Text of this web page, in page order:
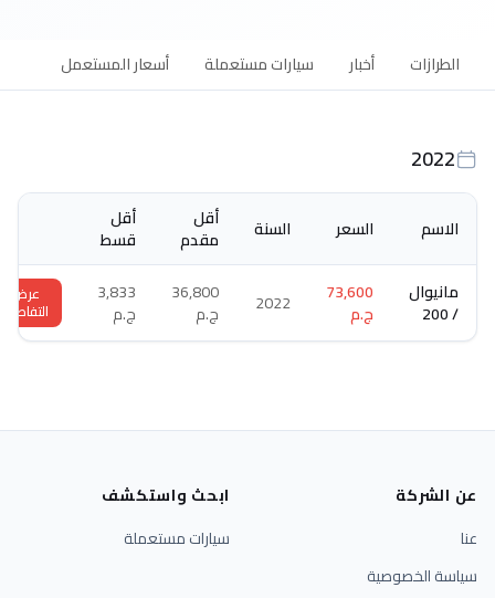
الطرازات أخبار سيارات مستعملة أسعار المستعمل
2022
الاسم السعر السنة أقل
مقدم
أقل
قسط
مانيوال
/ 200
73,600
ج.م 2022
36,800
ج.م
3,833
ج.م
عرض
التفاصيل
عن الشركة
عنا
سياسة الخصوصية
ابحث واستكشف
سيارات مستعملة